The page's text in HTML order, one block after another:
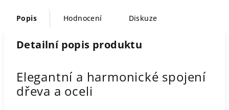
Popis Hodnocení Diskuze
Detailní popis produktu
Elegantní a harmonické spojení
dřeva a oceli